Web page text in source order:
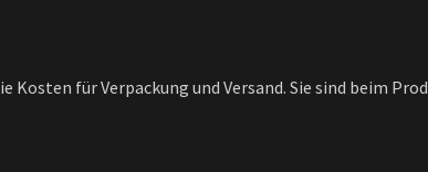
Kosten für Verpackung und Versand. Sie sind beim